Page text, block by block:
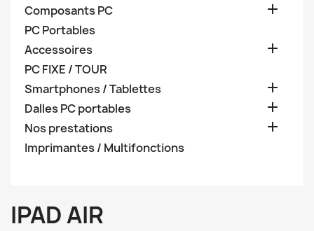
Composants PC 
PC Portables
Accessoires

PC FIXE / TOUR
Smartphones / Tablettes

Dalles PC portables 
Nos prestations 
Imprimantes / Multifonctions
IPAD AIR